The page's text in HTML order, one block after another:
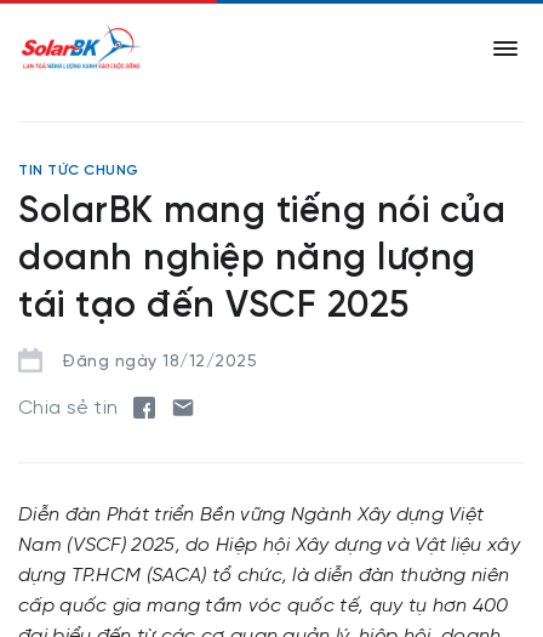
TIN TỨC CHUNG
SolarBK mang tiếng nói của
doanh nghiệp năng lượng
tái tạo đến VSCF 2025
Đăng ngày 18/12/2025
Chia sẻ tin
Diễn đàn Phát triển Bền vững Ngành Xây dựng Việt
Nam (VSCF) 2025, do Hiệp hội Xây dựng và Vật liệu xây
dựng TP.HCM (SACA) tổ chức, là diễn đàn thường niên
cấp quốc gia mang tầm vóc quốc tế, quy tụ hơn 400